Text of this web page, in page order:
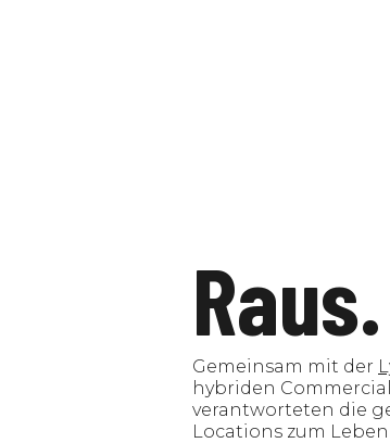
Gemeinsam mit der
hybriden
verantworteten die
Locations zum Leben